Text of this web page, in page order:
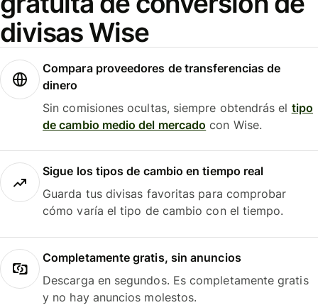
divisas Wise
Compara proveedores de transferencias de
dinero
Sin comisiones ocultas, siempre obtendrás el tipo
de cambio medio del mercado con Wise.
Sigue los tipos de cambio en tiempo real
Guarda tus divisas favoritas para comprobar
cómo varía el tipo de cambio con el tiempo.
Completamente gratis, sin anuncios
Descarga en segundos. Es completamente gratis
y no hay anuncios molestos.